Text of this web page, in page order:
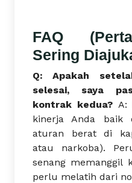
FAQ
Sering
Q: Apakah
selesai, saya
kontrak kedua? A:
kinerja Anda baik
aturan berat di
atau narkoba).
senang memanggil
perlu melatih dari